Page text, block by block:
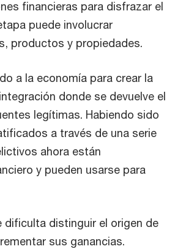
financieras para disfrazar el
puede involucrar
productos y propiedades.
a la economía para crear la
donde se devuelve el
legítimas. Habiendo sido
a través de una serie
ahora están
y pueden usarse para
dificulta distinguir el origen de
sus ganancias.